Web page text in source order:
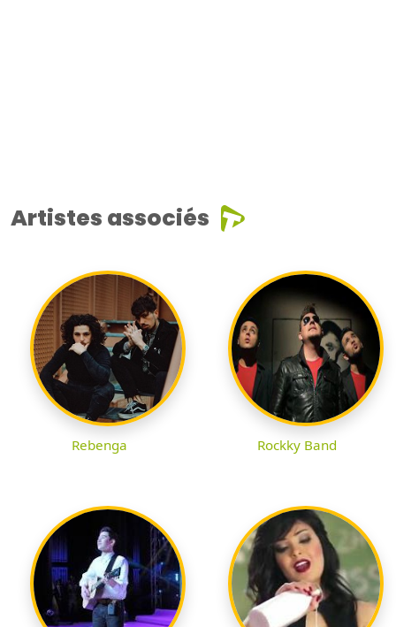
Artistes associés
Rebenga Rockky Band